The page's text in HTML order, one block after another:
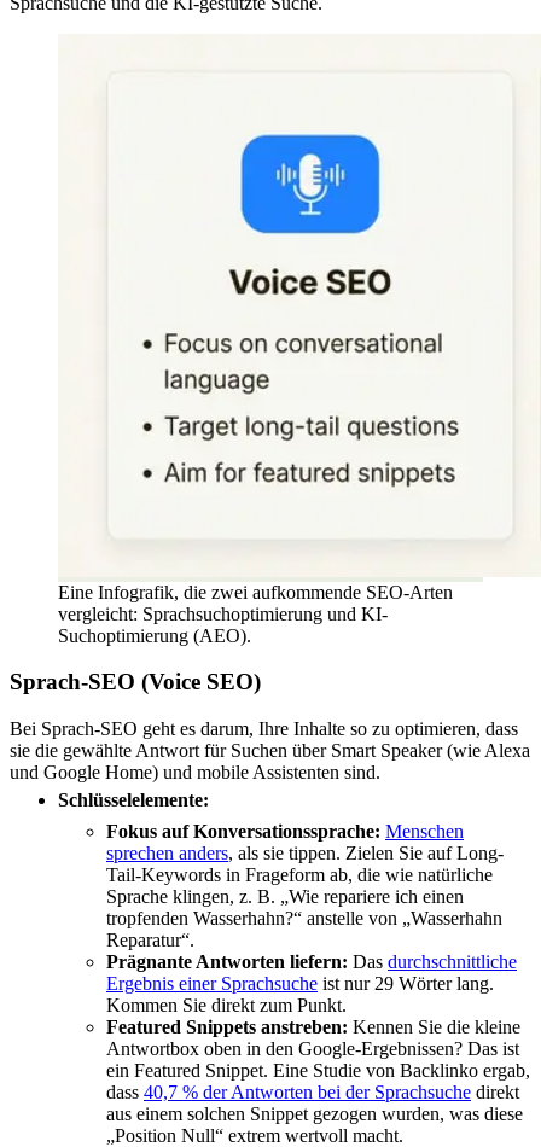
Eine Infografik, die zwei aufkommende SEO-Arten
vergleicht: Sprachsuchoptimierung und KI-
Suchoptimierung (AEO).
Sprach-SEO (Voice SEO)
Bei Sprach-SEO geht es darum, Ihre Inhalte so zu optimieren, dass
sie die gewählte Antwort für Suchen über Smart Speaker (wie Alexa
und Google Home) und mobile Assistenten sind.
Schlüsselelemente:
Fokus auf Konversationssprache: Menschen
sprechen anders, als sie tippen. Zielen Sie auf Long-
Tail-Keywords in Frageform ab, die wie natürliche
Sprache klingen, z. B. „Wie repariere ich einen
tropfenden Wasserhahn?“ anstelle von „Wasserhahn
Reparatur“.
Prägnante Antworten liefern: Das durchschnittliche
Ergebnis einer Sprachsuche ist nur 29 Wörter lang.
Kommen Sie direkt zum Punkt.
Featured Snippets anstreben: Kennen Sie die kleine
Antwortbox oben in den Google-Ergebnissen? Das ist
ein Featured Snippet. Eine Studie von Backlinko ergab,
dass 40,7 % der Antworten bei der Sprachsuche direkt
aus einem solchen Snippet gezogen wurden, was diese
„Position Null“ extrem wertvoll macht.